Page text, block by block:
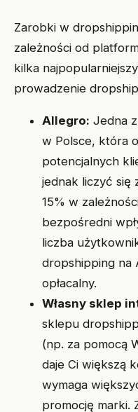
Zarobki w
zależności od
kilka
prowadzenie
Allegro: Jedna
w Polsce, która
potencjalnych
jednak liczyć się
15% w
bezpośredni
liczba
dropshipping na
opłacalny.
Własny sklep
sklepu
(np. za pomocą
daje Ci większą
wymaga
promocję marki.